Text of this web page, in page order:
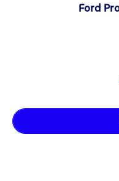
Ford